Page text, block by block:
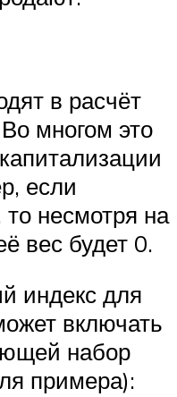
в расчёт
многом это
если
несмотря на
вес будет 0.
индекс для
включать
набор
примера):